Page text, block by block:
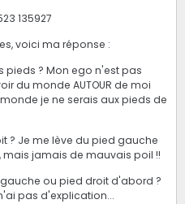
voici ma réponse :
pieds ? Mon ego n'est pas
du monde AUTOUR de moi
je ne serais aux pieds de
? Je me lève du pied gauche
jamais de mauvais poil !!
ou pied droit d'abord ?
pas d'explication...